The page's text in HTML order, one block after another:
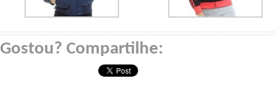
Gostou? Compartilhe: